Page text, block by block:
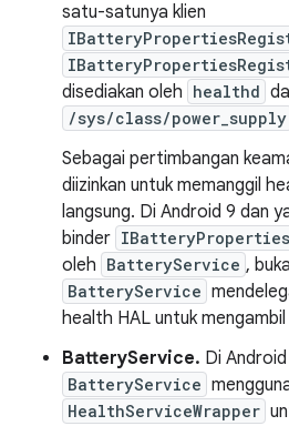
satu-satunya klien
disediakan oleh healthd
/sys/class/power_supply
Sebagai pertimbangan
diizinkan untuk memanggil
langsung. Di Android 9 dan
binder
oleh BatteryService ,
BatteryService
health HAL untuk
BatteryService. Di
BatteryService
HealthServiceWrapper